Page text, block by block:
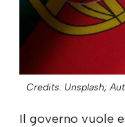
Credits: Unsplash;
Il governo vuole